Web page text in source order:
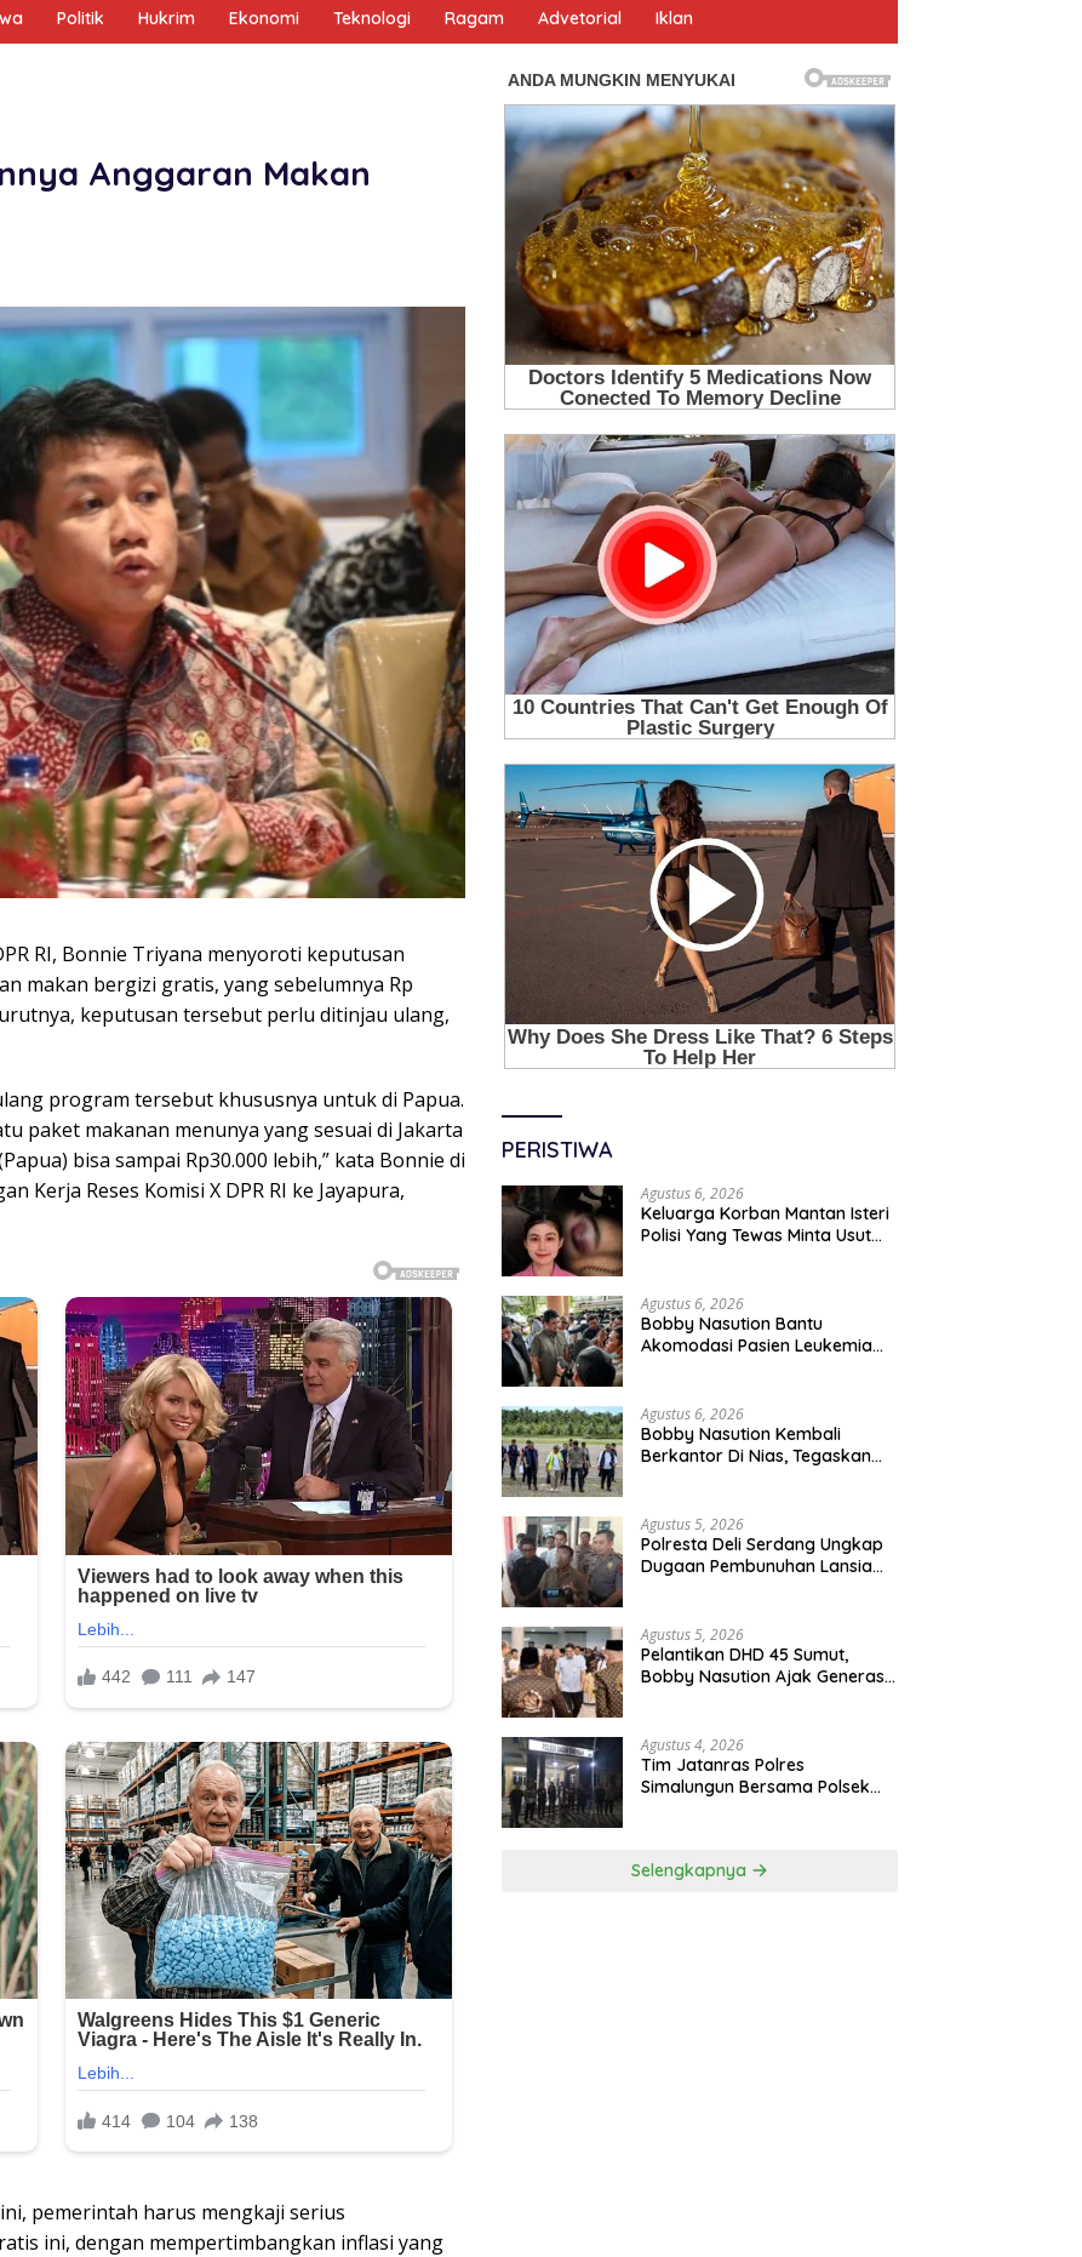
Politik Hukrim Ekonomi Teknologi Ragam Advetorial Iklan
Anggaran Makan
RI, Bonnie Triyana menyoroti keputusan
makan bergizi gratis, yang sebelumnya Rp
keputusan tersebut perlu ditinjau ulang,
program tersebut khususnya untuk di Papua.
paket makanan menunya yang sesuai di Jakarta
bisa sampai Rp30.000 lebih,” kata Bonnie di
Kerja Reses Komisi X DPR RI ke Jayapura,
pemerintah harus mengkaji serius
ini, dengan mempertimbangkan inflasi yang
PERISTIWA
Agustus 6, 2026
Keluarga Korban Mantan Isteri
Polisi Yang Tewas Minta Usut
Agustus 6, 2026
Bobby Nasution Bantu
Akomodasi Pasien Leukemia
Agustus 6, 2026
Bobby Nasution Kembali
Berkantor Di Nias, Tegaskan
Agustus 5, 2026
Polresta Deli Serdang Ungkap
Dugaan Pembunuhan Lansia
Ditangkap
Agustus 5, 2026
Pelantikan DHD 45 Sumut,
Bobby Nasution Ajak Generasi
Agustus 4, 2026
Tim Jatanras Polres
Simalungun Bersama Polsek
Selengkapnya